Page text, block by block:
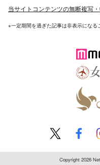
当サイトコンテンツの無断複写
※一定期間を過ぎた記事は非表示になる
Copyright 2026